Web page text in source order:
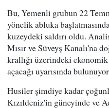
Bu, Yemenli grubun 22
yönelik abluka
kuzeydeki saldırı oldu.
Mısır ve Süveyş Kanalı'na
krallığı üzerindeki ekonomik
açacağı uyarısında
Husiler şimdiye kadar
Kızıldeniz'in güneyinde ve